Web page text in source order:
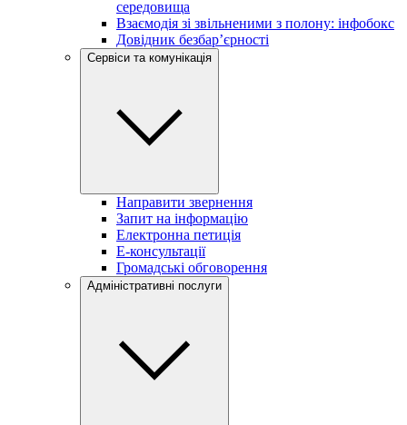
середовища
Взаємодія зі звільненими з полону: інфобокс
Довідник безбар’єрності
Сервіси та комунікація
Направити звернення
Запит на інформацію
Електронна петиція
Е-консультації
Громадські обговорення
Адміністративні послуги